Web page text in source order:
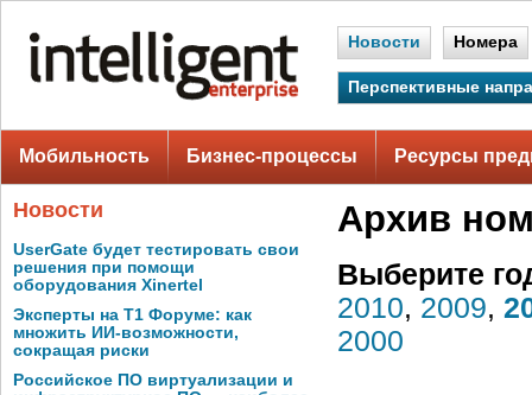
Новости Номера
Перспективные
Мобильность Бизнес-процессы Ресурсы
Новости
UserGate будет тестировать свои
решения при помощи
оборудования Xinertel
Эксперты на Т1 Форуме: как
множить ИИ-возможности,
сокращая риски
Российское ПО виртуализации и
Архив
Выберите
2010, 2009,
2000